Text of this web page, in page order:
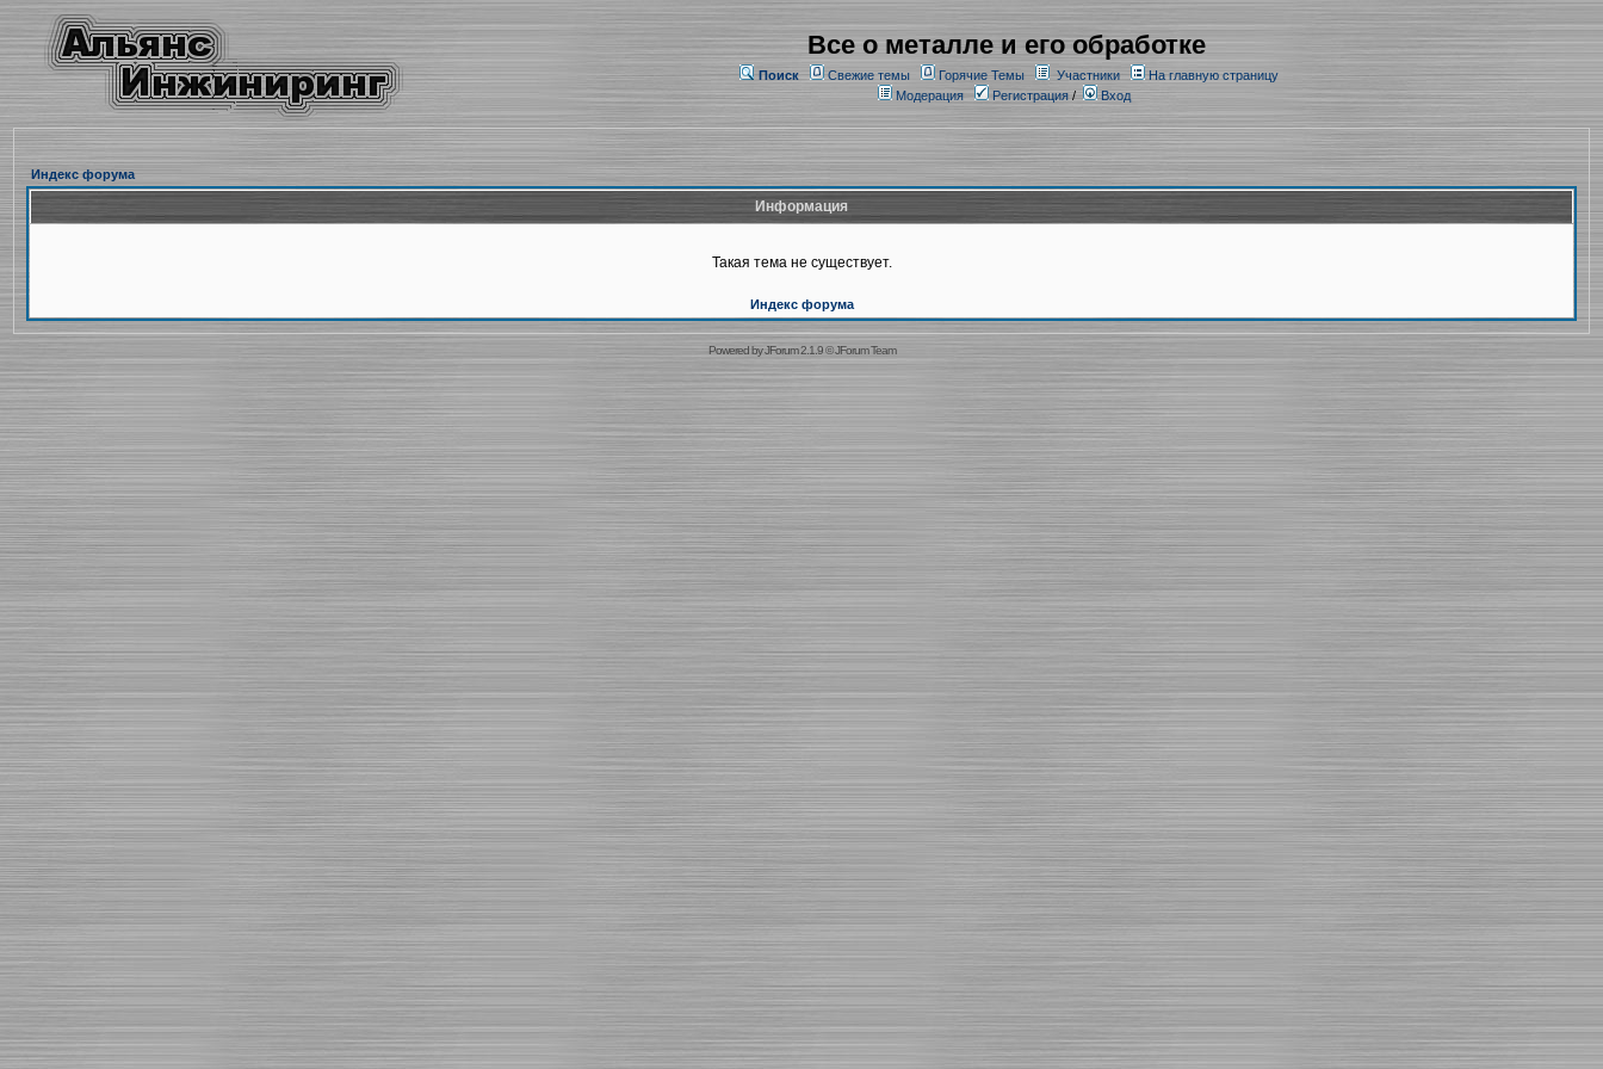
Все о металле и его обработке
Поиск Свежие темы Горячие Темы Участники
На главную страницу
Модерация
Регистрация/ Вход
Индекс форума
Информация
Такая тема не существует.
Индекс форума
Powered byJForum 2.1.9©JForum Team